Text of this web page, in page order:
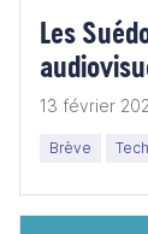
Les
13 février
Brève